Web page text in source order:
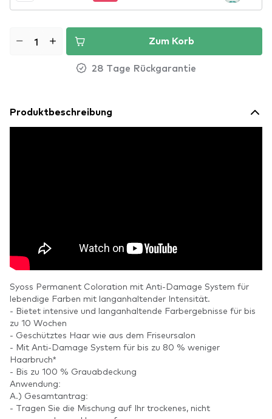
Zum Korb
28 Tage Rückgarantie
Produktbeschreibung
Syoss Permanent Coloration mit Anti-Damage System für
lebendige Farben mit langanhaltender Intensität.
- Bietet intensive und langanhaltende Farbergebnisse für bis
zu 10 Wochen
- Geschütztes Haar wie aus dem Friseursalon
- Mit Anti-Damage System für bis zu 80 % weniger
Haarbruch*
- Bis zu 100 % Grauabdeckung
Anwendung:
A.) Gesamtantrag:
- Tragen Sie die Mischung auf Ihr trockenes, nicht